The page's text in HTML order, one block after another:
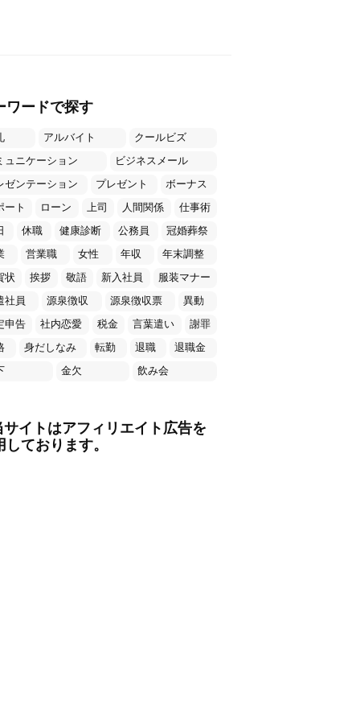
ワードで探す
アルバイト
クールビズ
ュニケーション
ビジネスメール
ゼンテーション
プレゼント
ボーナス
ート
ローン 上司 人間関係
仕事術
休職 健康診断 公務員
冠婚葬祭
営業職 女性 年収
年末調整
状
挨拶 敬語 新入社員
服装マナー
社員
源泉徴収 源泉徴収票
異動
申告
社内恋愛 税金 言葉遣い
謝罪
身だしなみ 転勤 退職
退職金
金欠 飲み会
イトはアフィリエイト広告を
しております。